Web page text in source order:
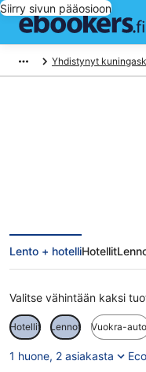
Siirry sivun pääosioon
Yhdistynyt
Lento + hotelliHotellit
Valitse vähintään kaksi
Hotellit Lennot Vuokra-
1 huone, 2 asiakasta